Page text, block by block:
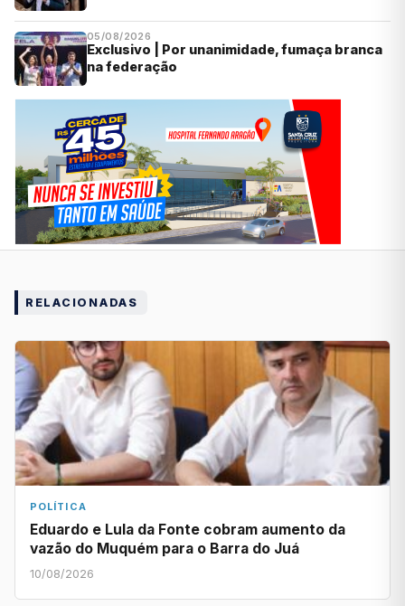
05/08/2026
Exclusivo | Por unanimidade, fumaça branca
na federação
RELACIONADAS
POLÍTICA
Eduardo e Lula da Fonte cobram aumento da
vazão do Muquém para o Barra do Juá
10/08/2026